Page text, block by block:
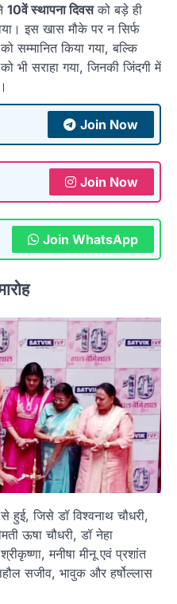
10वें स्थापना दिवसको बड़े ही
इस खास मौके पर न सिर्फ
सम्मानित किया गया, बल्कि
भी सराहा गया, जिनकी जिंदगी में
Join Now
Join Now
Join WhatsApp
जिसे डॉ विश्वनाथ चौधरी,
ऊषा चौधरी, डॉ नेहा
मनीषा मीनू एवं प्रशांत
सजीव, भावुक और हर्षोल्लास